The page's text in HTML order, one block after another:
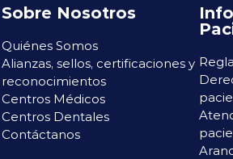
Sobre Nosotros
Quiénes Somos
Alianzas, sellos, certificaciones y
reconocimientos
Centros Médicos
Centros Dentales
Contáctanos